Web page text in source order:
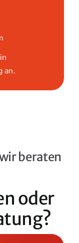
an.
beraten
oder